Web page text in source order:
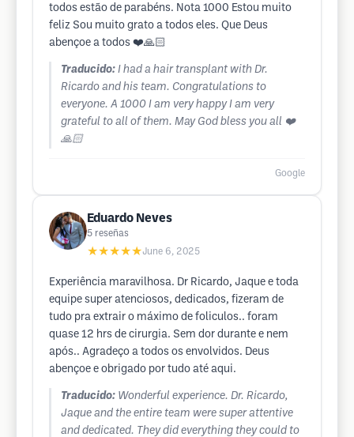
todos estão de parabéns. Nota 1000 Estou muito
feliz Sou muito grato a todos eles. Que Deus
abençoe a todos ❤️🙏🏻
Traducido: I had a hair transplant with Dr.
Ricardo and his team. Congratulations to
everyone. A 1000 I am very happy I am very
grateful to all of them. May God bless you all ❤️
🙏🏻
Google
Eduardo Neves
5 reseñas
★★★★★June 6, 2025
Experiência maravilhosa. Dr Ricardo, Jaque e toda
equipe super atenciosos, dedicados, fizeram de
tudo pra extrair o máximo de foliculos.. foram
quase 12 hrs de cirurgia. Sem dor durante e nem
após.. Agradeço a todos os envolvidos. Deus
abençoe e obrigado por tudo até aqui.
Traducido: Wonderful experience. Dr. Ricardo,
Jaque and the entire team were super attentive
and dedicated. They did everything they could to